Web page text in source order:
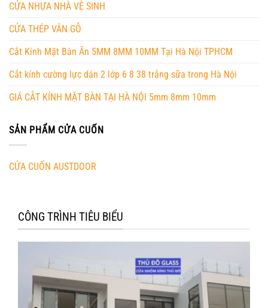
CỬA NHỰA NHÀ VỆ SINH
CỬA THÉP VÂN GỖ
Cắt Kính Mặt Bàn Ăn 5MM 8MM 10MM Tại Hà Nội TPHCM
Cắt kính cường lực dán 2 lớp 6 8 38 trắng sữa trong Hà Nội
GIÁ CẮT KÍNH MẶT BÀN TẠI HÀ NỘI 5mm 8mm 10mm
SẢN PHẨM CỬA CUỐN
CỬA CUỐN AUSTDOOR
CÔNG TRÌNH TIÊU BIỂU